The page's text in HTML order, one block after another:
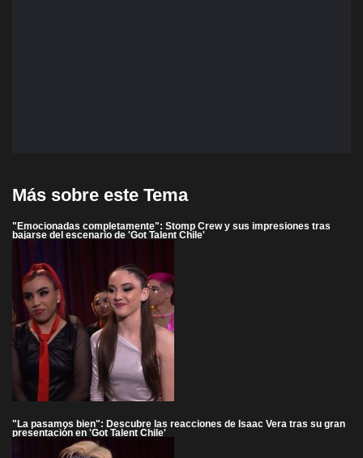
Más sobre este Tema
"Emocionadas completamente": Stomp Crew y sus impresiones tras
bajarse del escenario de 'Got Talent Chile'
"La pasamos bien": Descubre las reacciones de Isaac Vera tras su gran
presentación en 'Got Talent Chile'